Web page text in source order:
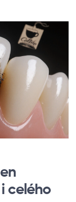
celého